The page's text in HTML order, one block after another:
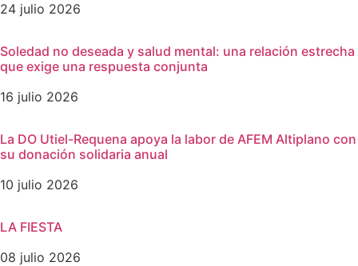
24 julio 2026
Soledad no deseada y salud mental: una relación estrecha
que exige una respuesta conjunta
16 julio 2026
La DO Utiel-Requena apoya la labor de AFEM Altiplano con
su donación solidaria anual
10 julio 2026
LA FIESTA
08 julio 2026